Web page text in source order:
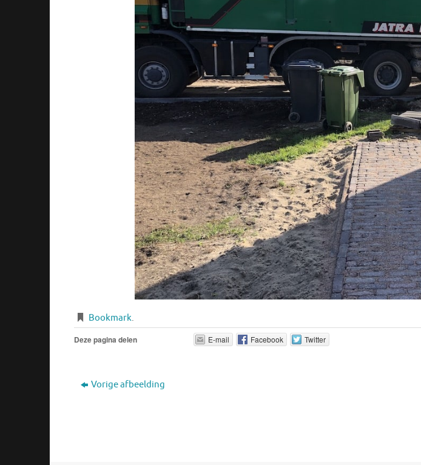
Bookmark.
Deze pagina delen E-mail Facebook Twitter
Vorige afbeelding